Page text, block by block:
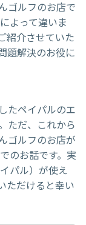
ゴルフのお店で
よって違いま
紹介させていた
題解決のお役に
たペイパルのエ
ただ、これから
ゴルフのお店が
のお話です。実
パル）が使え
ただけると幸い